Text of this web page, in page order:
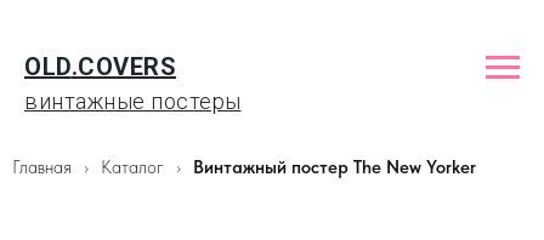
OLD.COVERS
винтажные постеры
Главная Каталог Винтажный постер The New Yorker